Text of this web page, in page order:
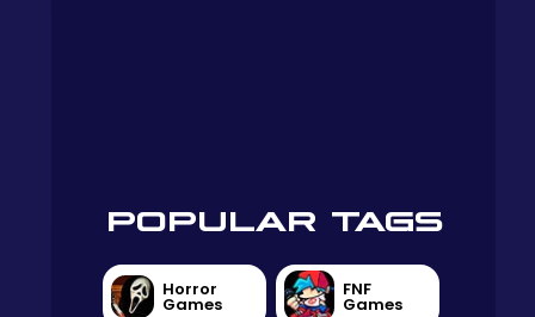
POPULAR TAGS
Horror
Games
FNF
Games